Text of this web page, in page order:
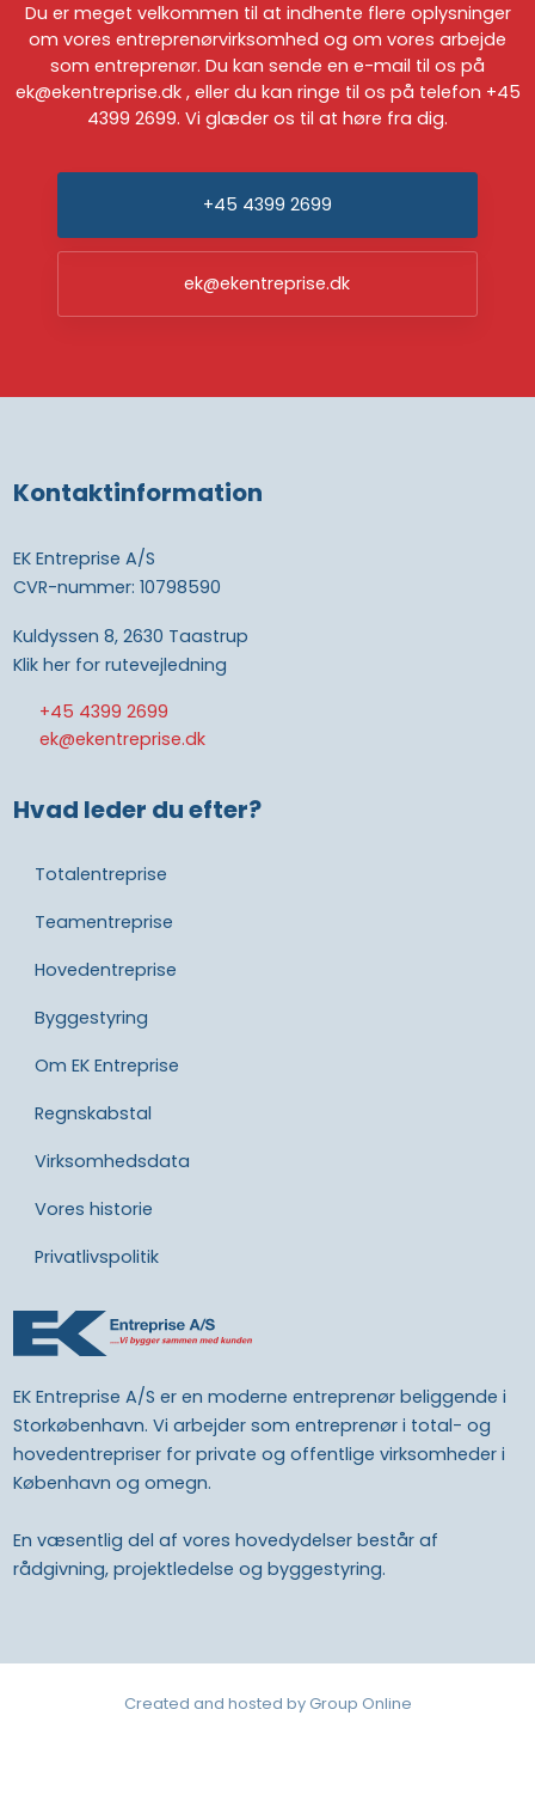
​Du er meget velkommen til at indhente flere oplysninger
om vores entreprenørvirksomhed og om vores arbejde
som entreprenør. Du kan sende en e-mail til os på
ek@ekentreprise.dk, eller du kan ringe til os på telefon +45
4399 2699. Vi glæder os til at høre fra dig.
+45 4399 2699
ek@ekentreprise.dk
Kontaktinformation
EK Entreprise A/S
CVR-nummer: 10798590
Kuldyssen 8, 2630 Taastrup
Klik her for rutevejledning
+45 4399 2699
ek@ekentreprise.dk
Hvad leder du efter?
Totalentreprise
Teamentreprise
Hovedentreprise
Byggestyring
Om EK Entreprise
Regnskabstal
Virksomhedsdata
Vores historie​
Privatlivspolitik​
EK Entreprise A/S er en moderne entreprenør beliggende i
Storkøbenhavn. Vi arbejder som entreprenør i total- og
hovedentrepriser for private og offentlige virksomheder i
København og omegn.
En væsentlig del af vores hovedydelser består af
rådgivning, projektledelse og byggestyring.
Created and hosted by Group Online